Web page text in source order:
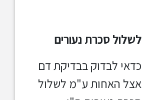
לשלול סכרת נעורים
כדאי לבדוק בבדיקת דם
אצל האחות ע"מ לשלול